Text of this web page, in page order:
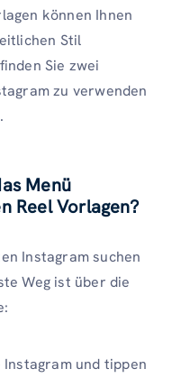
können Ihnen
Stil
Sie zwei
zu verwenden
Menü
Reel Vorlagen?
Instagram suchen
Weg ist über die
Instagram und tippen